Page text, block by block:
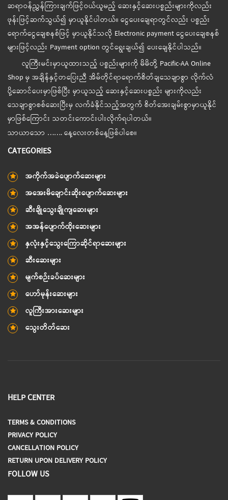
ဆရာဝန်ညွှန်ကြားချက်ဖြင့်ဝယ်ယူမည့် ဆေးနှင့်ဆေးပစ္စည်းများကိုလည်း
ဖုန်းဖြင့်ဆက်သွယ်၍ မှာယူနိုင်ပါတယ်။ ငွေပေးချေရာတွင်လည်း ပစ္စည်း
ရောက်ငွေချေစနစ်ဖြင့် မှာယူနိုင်သလို Electronic payment ငွေပေးချေစနစ်
များဖြင့်လည်း Payment option တွင်ရွေးချယ်၍ ပေးချေနိုင်ပါသည်။
လူကြီးမင်းမှာယူထားသည့် ပစ္စည်းများကို မိမိတို့ Pacific-AA Online
Shop မှ အချိန်နှင့်တပြေးညီ အိမ်တိုင်ရာရောက်စိတ်ချသေချာစွာ လိုက်လံ
ပို့ဆောင်ပေးမှာဖြစ်ပြီး မှာယူသည့် ဆေးနှင့်ဆေးပစ္စည်း များကိုလည်း
သေချာစွာစစ်ဆေးပြီးမှ လက်ခံနိုင်သည့်အတွက် စိတ်အေးချမ်းစွာမှာယူနိုင်
မှာဖြစ်ကြောင်း သတင်းကောင်းပါးလိုက်ရပါတယ်။
သာယာသော ……. နေ့လေးတစ်နေ့ဖြစ်ပါစေ။
CATEGORIES
အကိုက်အခဲပျောက်ဆေးများ
အအေးမိချောင်းဆိုးပျောက်ဆေးများ
ဆီးချိုသွေးချိုကျဆေးများ
အအန်ပျောက်ထိုးဆေးများ
နှလုံးနှင့်သွေးကြောဆိုင်ရာဆေးများ
ဆီးဆေးများ
မျက်စဉ်းခပ်ဆေးများ
ဟော်မုန်းဆေးများ
လူကြီးအားဆေးများ
သွေးတိတ်ဆေး
HELP CENTER
TERMS & CONDITIONS
PRIVACY POLICY
CANCELLATION POLICY
RETURN UPON DELIVERY POLICY
FOLLOW US